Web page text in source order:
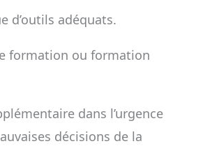
d’outils adéquats.
formation ou formation
dans l’urgence
décisions de la